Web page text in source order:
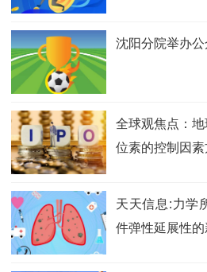
沈阳分院举办
全球观焦点：
位素的控制因
天天信息:力学
件弹性延展性的